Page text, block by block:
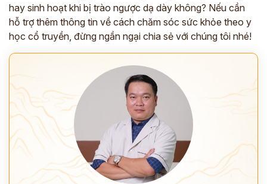
hay sinh hoạt khi bị trào ngược dạ dày không? Nếu cần
hỗ trợ thêm thông tin về cách chăm sóc sức khỏe theo y
học cổ truyền, đừng ngần ngại chia sẻ với chúng tôi nhé!